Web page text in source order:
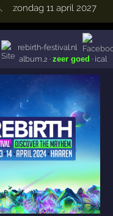
, zondag 11 april 2027
rebirth-festival.nl
album,2 · zeer goed · ical